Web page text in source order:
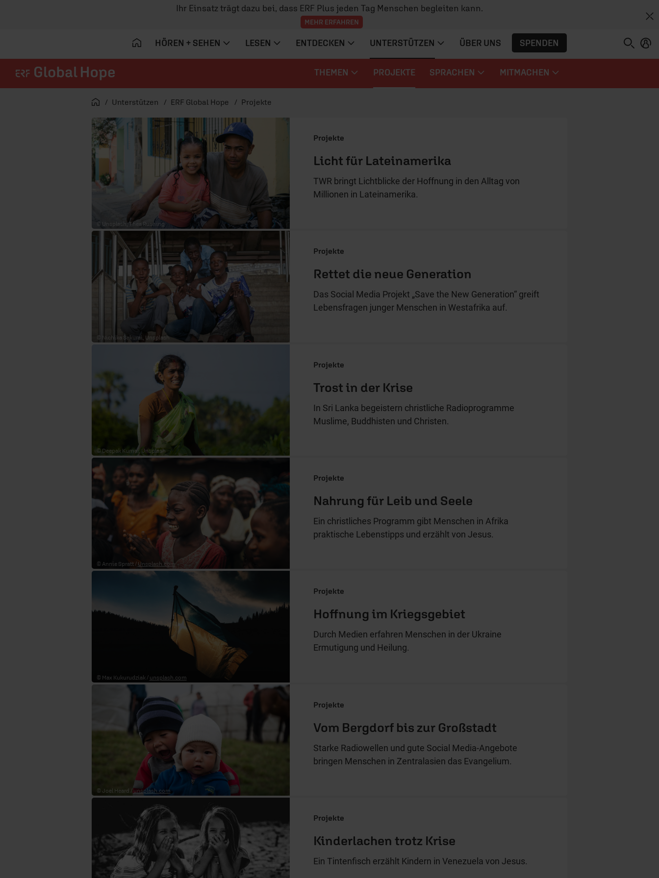
Ihr Einsatz trägt dazu bei, dass ERF Plus jeden Tag Menschen begleiten kann.
MEHR ERFAHREN
HÖREN + SEHEN LESEN ENTDECKEN UNTERSTÜTZEN ÜBER UNS SPENDEN
THEMEN PROJEKTE SPRACHEN MITMACHEN
Startseite
Unterstützen ERF Global Hope Projekte
© Unsplash, Thea Rushing
Projekte
Licht für Lateinamerika
TWR bringt Lichtblicke der Hoffnung in den Alltag von
Millionen in Lateinamerika.
© Nichika Sakurai, Unsplash
Projekte
Rettet die neue Generation
Das Social Media Projekt „Save the New Generation“ greift
Lebensfragen junger Menschen in Westafrika auf.
© Deepak Kumar, Unsplash
Projekte
Trost in der Krise
In Sri Lanka begeistern christliche Radioprogramme
Muslime, Buddhisten und Christen.
© Annie Spratt / Unsplash.com
Projekte
Nahrung für Leib und Seele
Ein christliches Programm gibt Menschen in Afrika
praktische Lebenstipps und erzählt von Jesus.
© Max Kukurudziak / unsplash.com
Projekte
Hoffnung im Kriegsgebiet
Durch Medien erfahren Menschen in der Ukraine
Ermutigung und Heilung.
© Joel Heard / unsplash.com
Projekte
Vom Bergdorf bis zur Großstadt
Starke Radiowellen und gute Social Media-Angebote
bringen Menschen in Zentralasien das Evangelium.
Projekte
Kinderlachen trotz Krise
Ein Tintenfisch erzählt Kindern in Venezuela von Jesus.